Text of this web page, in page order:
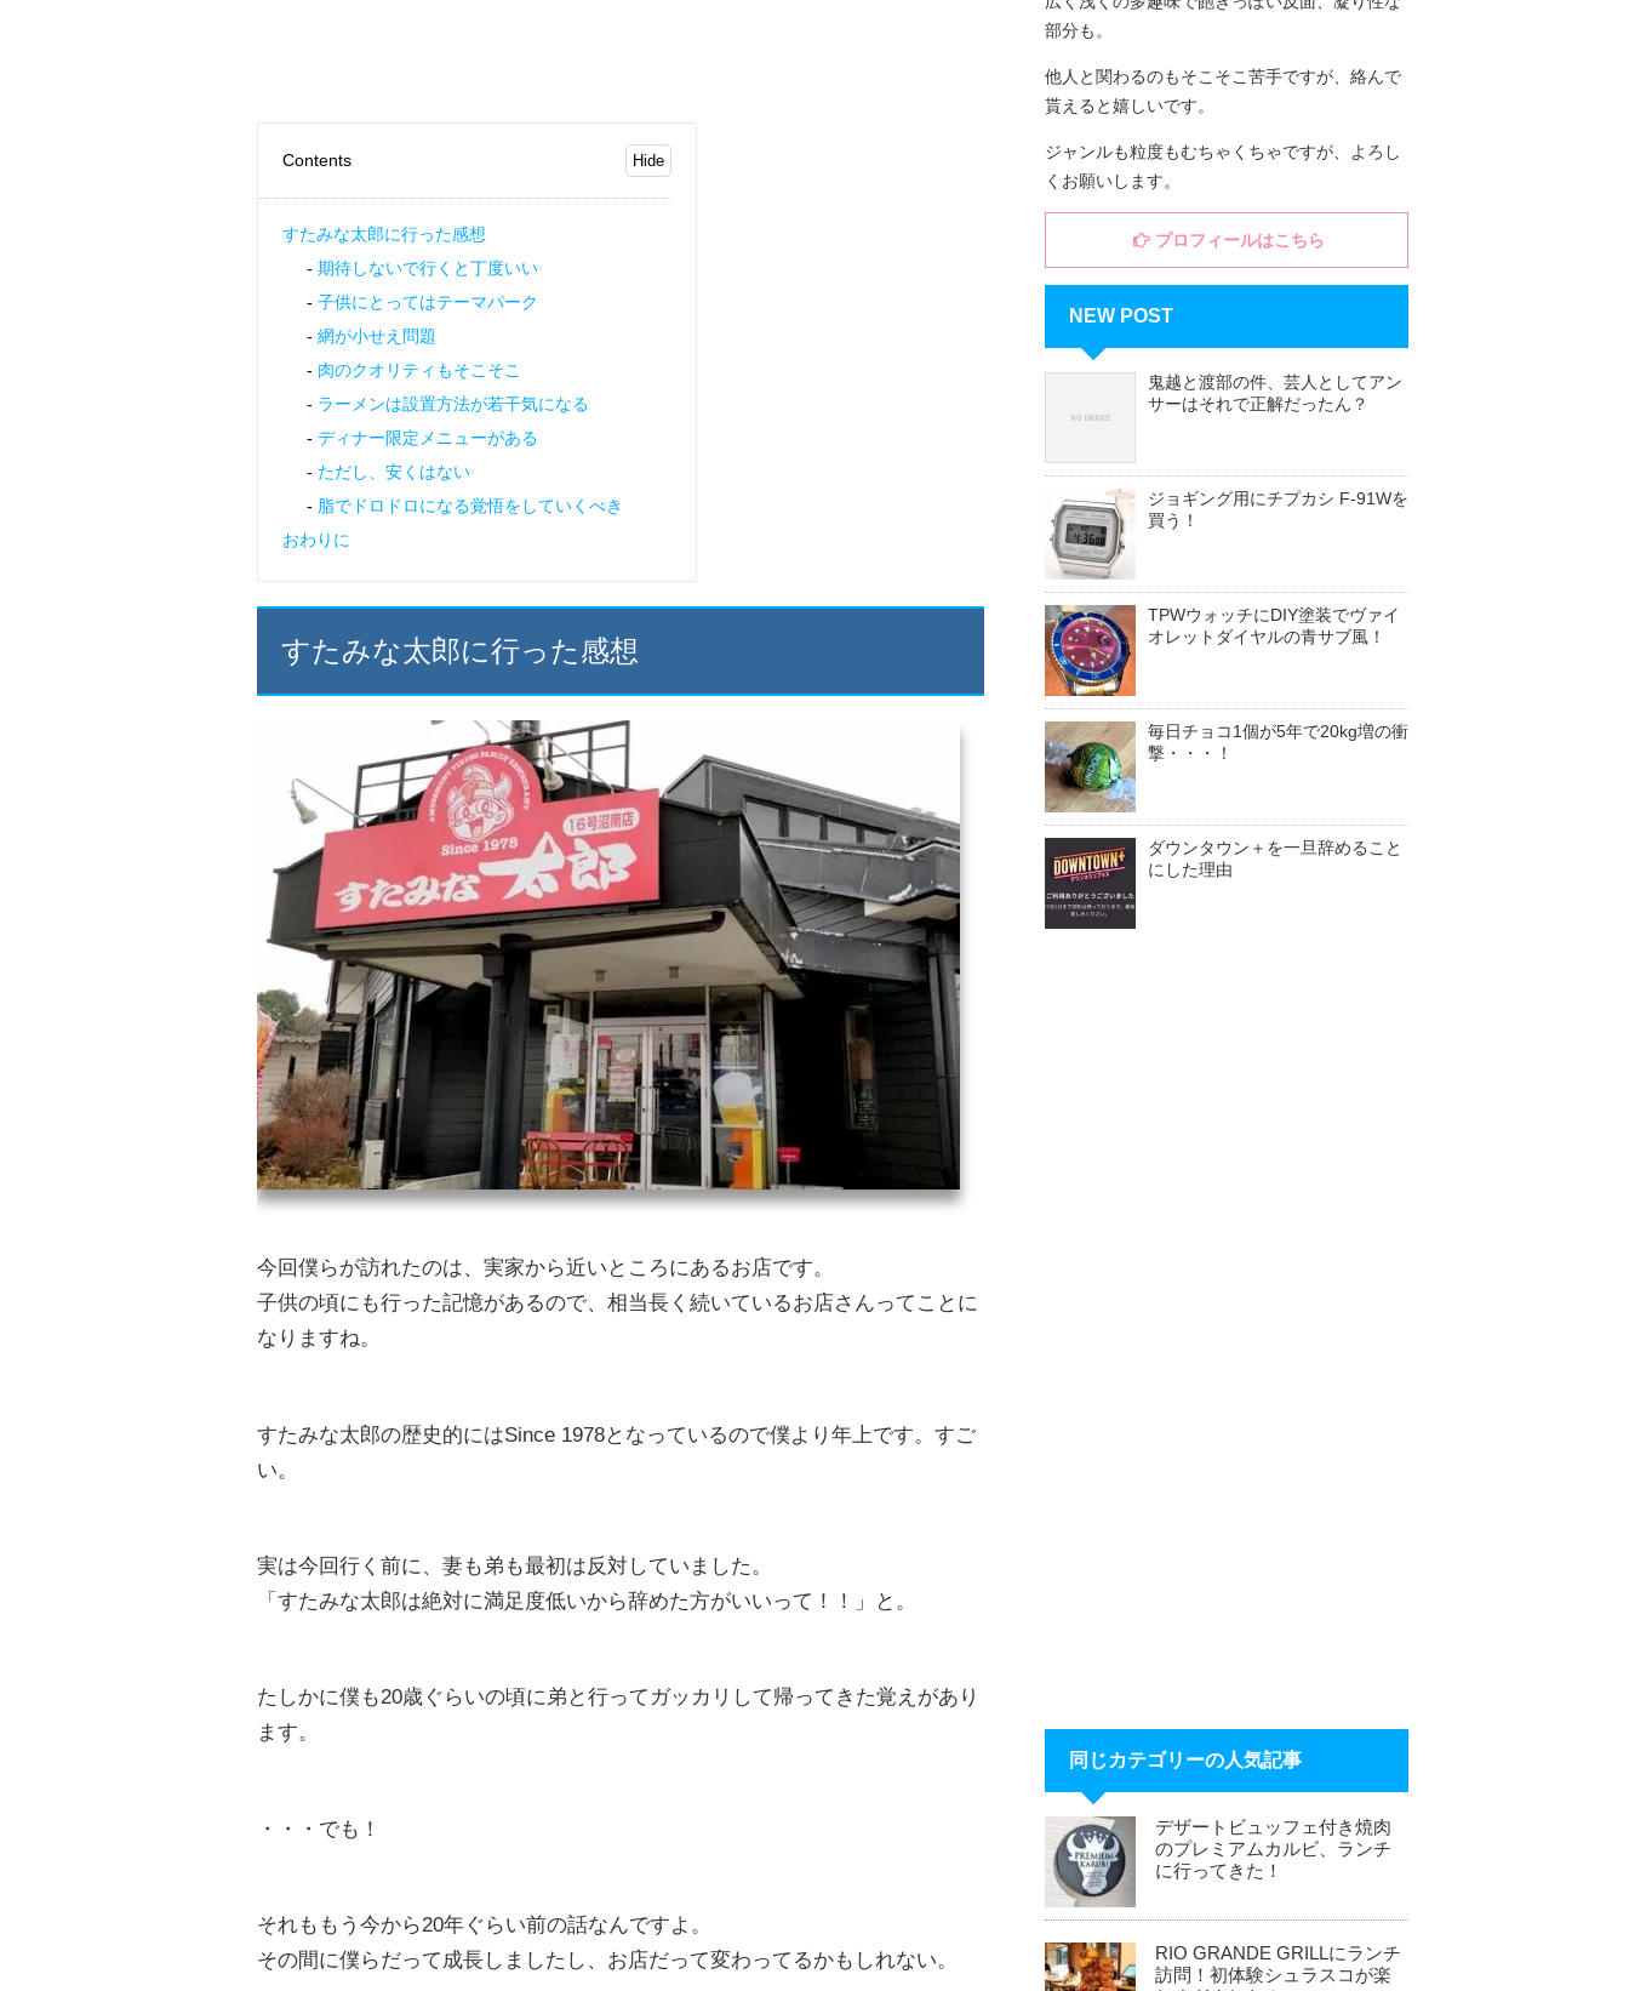
Contents
すたみな太郎に行った感想
期待しないで行くと丁度いい
子供にとってはテーマパーク
網が小せえ問題
肉のクオリティもそこそこ
ラーメンは設置方法が若干気になる
ディナー限定メニューがある
ただし、安くはない
脂でドロドロになる覚悟をしていくべき
おわりに
すたみな太郎に行った感想
今回僕らが訪れたのは、実家から近いところにあるお店です。
子供の頃にも行った記憶があるので、相当長く続いているお店さんってことに
なりますね。
すたみな太郎の歴史的にはSince 1978となっているので僕より年上です。すご
い。
実は今回行く前に、妻も弟も最初は反対していました。
「すたみな太郎は絶対に満足度低いから辞めた方がいいって！！」と。
たしかに僕も20歳ぐらいの頃に弟と行ってガッカリして帰ってきた覚えがあり
ます。
・・・でも！
それももう今から20年ぐらい前の話なんですよ。
その間に僕らだって成長しましたし、お店だって変わってるかもしれない。
部分も。
他人と関わるのもそこそこ苦手ですが、絡んで
貰えると嬉しいです。
ジャンルも粒度もむちゃくちゃですが、よろし
くお願いします。
プロフィールはこちら
NEW POST
鬼越と渡部の件、芸人としてアン
サーはそれで正解だったん？
ジョギング用にチプカシ F-91Wを
買う！
TPWウォッチにDIY塗装でヴァイ
オレットダイヤルの青サブ風！
毎日チョコ1個が5年で20kg増の衝
撃・・・！
ダウンタウン＋を一旦辞めること
にした理由
同じカテゴリーの人気記事
デザートビュッフェ付き焼肉
のプレミアムカルビ、ランチ
に行ってきた！
RIO GRANDE GRILLにランチ
訪問！初体験シュラスコが楽